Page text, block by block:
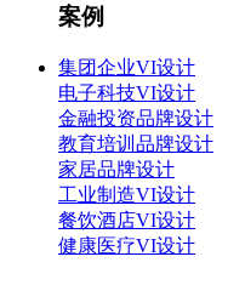
案例
集团企业VI设计
电子科技VI设计
金融投资品牌设计
教育培训品牌设计
家居品牌设计
工业制造VI设计
餐饮酒店VI设计
健康医疗VI设计